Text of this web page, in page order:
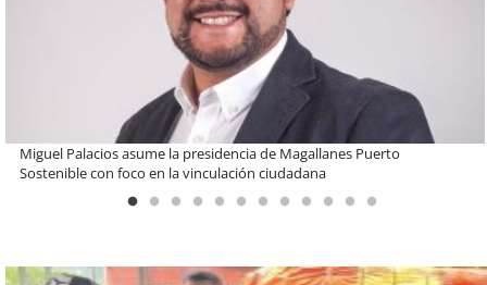
Educación y colaboración público-privada se toman La Araucanía:
encuentro reunió a líderes para abordar las brechas y oportunidades